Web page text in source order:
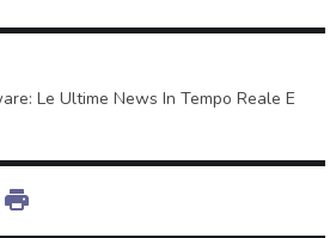
Le Ultime News In Tempo Reale E